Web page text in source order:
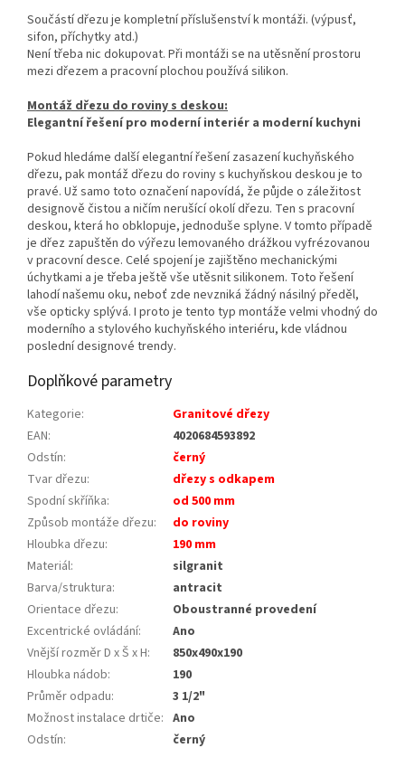
Součástí dřezu je kompletní příslušenství k montáži. (výpusť,
sifon, příchytky atd.)
Není třeba nic dokupovat. Při montáži se na utěsnění prostoru
mezi dřezem a pracovní plochou používá silikon.
Montáž dřezu do roviny s deskou:
Elegantní řešení pro moderní interiér a moderní kuchyni
Pokud hledáme další elegantní řešení zasazení kuchyňského
dřezu, pak montáž dřezu do roviny s kuchyňskou deskou je to
pravé. Už samo toto označení napovídá, že půjde o záležitost
designově čistou a ničím nerušící okolí dřezu. Ten s pracovní
deskou, která ho obklopuje, jednoduše splyne. V tomto případě
je dřez zapuštěn do výřezu lemovaného drážkou vyfrézovanou
v pracovní desce. Celé spojení je zajištěno mechanickými
úchytkami a je třeba ještě vše utěsnit silikonem. Toto řešení
lahodí našemu oku, neboť zde nevzniká žádný násilný předěl,
vše opticky splývá. I proto je tento typ montáže velmi vhodný do
moderního a stylového kuchyňského interiéru, kde vládnou
poslední designové trendy.
Doplňkové parametry
Kategorie:
Granitové dřezy
EAN:
4020684593892
Odstín:
černý
Tvar dřezu:
dřezy s odkapem
Spodní skříňka:
od 500 mm
Způsob montáže dřezu:
do roviny
Hloubka dřezu:
190 mm
Materiál:
silgranit
Barva/struktura:
antracit
Orientace dřezu:
Oboustranné provedení
Excentrické ovládání:
Ano
Vnější rozměr D x Š x H:
850x490x190
Hloubka nádob:
190
Průměr odpadu:
3 1/2"
Možnost instalace drtiče: Ano
Odstín: černý